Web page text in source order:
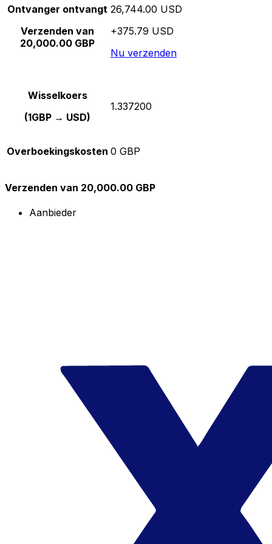
Ontvanger ontvangt
Verzenden van
20,000.00 GBP
26,744.00 USD
+375.79 USD
Nu verzenden
Wisselkoers
(1GBP → USD)
1.337200
Overboekingskosten 0 GBP
Verzenden van 20,000.00 GBP
Aanbieder